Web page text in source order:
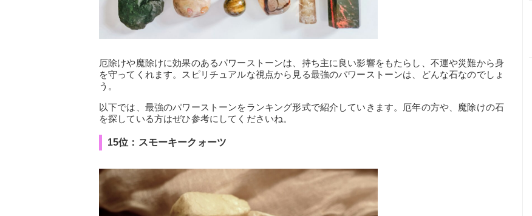
厄除けや魔除けに効果のあるパワーストーンは、持ち主に良い影響をもたらし、不運や災難から身
を守ってくれます。スピリチュアルな視点から見る最強のパワーストーンは、どんな石なのでしょ
う。
以下では、最強のパワーストーンをランキング形式で紹介していきます。厄年の方や、魔除けの石
を探している方はぜひ参考にしてくださいね。
15位：スモーキークォーツ